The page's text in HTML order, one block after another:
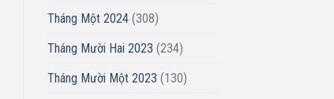
Tháng Một 2024(308)
Tháng Mười Hai 2023 (234)
Tháng Mười Một 2023 (130)